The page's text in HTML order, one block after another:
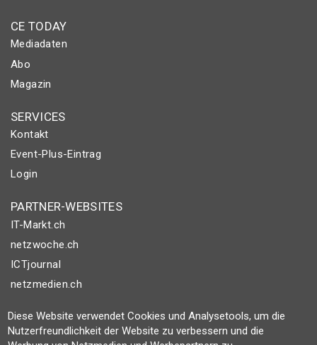
CE TODAY
Mediadaten
Abo
Magazin
SERVICES
Kontakt
Event-Plus-Eintrag
Login
PARTNER-WEBSITES
IT-Markt.ch
netzwoche.ch
ICTjournal
netzmedien.ch
© NETZMEDIEN AG 2026
Impressum
Diese Website verwendet Cookies und Analysetools, um die
Nutzerfreundlichkeit der Website zu verbessern und die